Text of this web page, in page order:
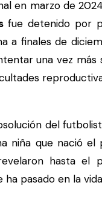
en marzo de
fue detenido por
a finales de
una vez
del
niña que nació
hasta el
pasado en la